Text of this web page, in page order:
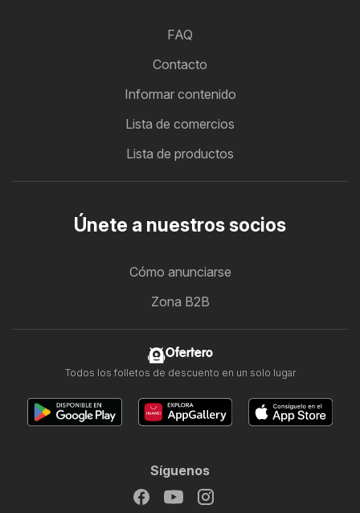
FAQ
Contacto
Informar contenido
Lista de comercios
Lista de productos
Únete a nuestros socios
Cómo anunciarse
Zona B2B
Ofertero
Todos los folletos de descuento en un solo lugar
Síguenos